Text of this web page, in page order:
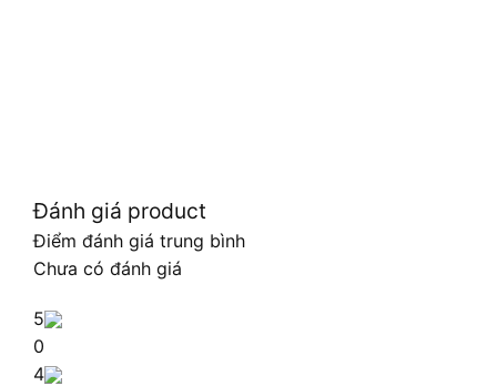
Đánh giá product
Điểm đánh giá trung bình
Chưa có đánh giá
5
0
4